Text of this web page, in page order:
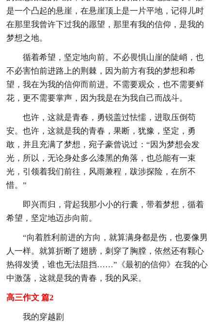
是一个凸起的悬崖，在悬崖顶上是一片平地，记得儿时
在那里我曾许下过我的愿望，那里有我的信仰，是我的
梦想之地。
循着希望，坚定地向前。不必畏惧山崖的陡峭，也
不必害怕前进路上的荆棘，因为前方有我的梦想和希
望，我在为我的信仰而前进。不需要观众，也不需要鲜
花，更不需要掌声，因为我是在为我自己而战斗。
也许，这就是青春，勇锐盖过怯懦，进取压倒苟
安。也许，这就是我的青春，果断，犹豫，坚定，勇
敢，并且充满了梦想，宛子豪曾说过：“因为梦想会发
光，所以，无论身处多么漆黑的角落，也总能有一束
光，引领着我们前往，风雨兼程，跋涉探险，在所不
惜。”
即兴而归，背起我那小小的行囊，带着梦想，循着
希望，坚定地迈步向前。
“向着胜利前进的方向，就算满身都是伤，也要像男
人一样。就算折断了翅膀，刺穿了胸膛，依然还有颗心
热得发烫，谁也无法阻挡……”《最初的信仰》在我的心
中激荡，这就是我的青春，我的风采。
高三作文 篇2
我的穿越剧